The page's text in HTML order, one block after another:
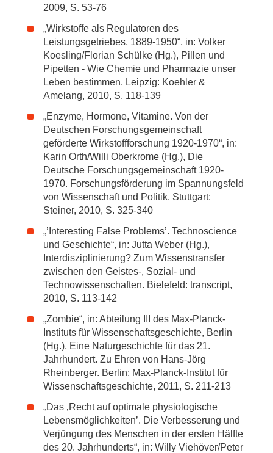
2009, S. 53-76
„Wirkstoffe als Regulatoren des
Leistungsgetriebes, 1889-1950“, in: Volker
Koesling/Florian Schülke (Hg.), Pillen und
Pipetten - Wie Chemie und Pharmazie unser
Leben bestimmen. Leipzig: Koehler &
Amelang, 2010, S. 118-139
„Enzyme, Hormone, Vitamine. Von der
Deutschen Forschungsgemeinschaft
geförderte Wirkstoffforschung 1920-1970“, in:
Karin Orth/Willi Oberkrome (Hg.), Die
Deutsche Forschungsgemeinschaft 1920-
1970. Forschungsförderung im Spannungsfeld
von Wissenschaft und Politik. Stuttgart:
Steiner, 2010, S. 325-340
„’Interesting False Problems’. Technoscience
und Geschichte“, in: Jutta Weber (Hg.),
Interdisziplinierung? Zum Wissenstransfer
zwischen den Geistes-, Sozial- und
Technowissenschaften. Bielefeld: transcript,
2010, S. 113-142
„Zombie“, in: Abteilung III des Max-Planck-
Instituts für Wissenschaftsgeschichte, Berlin
(Hg.), Eine Naturgeschichte für das 21.
Jahrhundert. Zu Ehren von Hans-Jörg
Rheinberger. Berlin: Max-Planck-Institut für
Wissenschaftsgeschichte, 2011, S. 211-213
„Das ‚Recht auf optimale physiologische
Lebensmöglichkeiten’. Die Verbesserung und
Verjüngung des Menschen in der ersten Hälfte
des 20. Jahrhunderts“, in: Willy Viehöver/Peter